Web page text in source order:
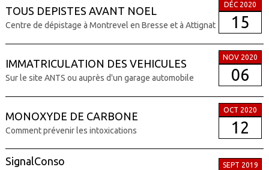
TOUS DEPISTES AVANT NOEL
Centre de dépistage à Montrevel en Bresse et à Attignat
DÉC 2020
15
IMMATRICULATION DES VEHICULES
Sur le site ANTS ou auprès d'un garage automobile
NOV 2020
06
MONOXYDE DE CARBONE
Comment prévenir les intoxications
OCT 2020
12
SignalConso SEPT 2019